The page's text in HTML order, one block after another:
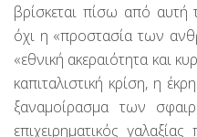
βρίσκεται πίσω από αυτή
όχι η «προστασία των
«εθνική ακεραιότητα και
καπιταλιστική κρίση, η
ξαναμοίρασμα των
επιχειρηματικός